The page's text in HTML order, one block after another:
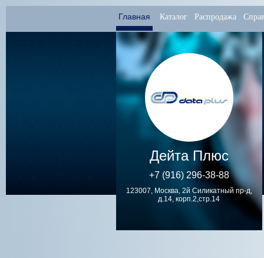
Главная Каталог Распродажа
Дейта Плюс
+7 (916) 296-38-88
123007, Москва, 2й Силикатный пр-д,
д.14, корп.2,стр.14